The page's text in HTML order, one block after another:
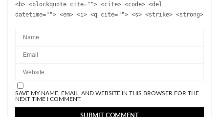
<b> <blockquote cite=""> <cite> <code> <del
datetime=""> <em> <i> <q cite=""> <s> <strike> <strong>
SAVE MY NAME, EMAIL, AND WEBSITE IN THIS BROWSER FOR THE
NEXT TIME I COMMENT.